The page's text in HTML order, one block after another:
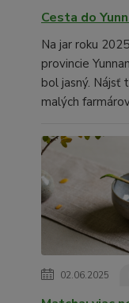
Cesta do
Na jar roku
provincie
bol jasný. Nájsť
malých
02.06.2025